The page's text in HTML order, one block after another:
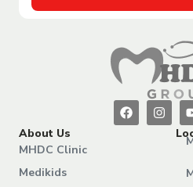
About Us
MHDC Clinic
Medikids